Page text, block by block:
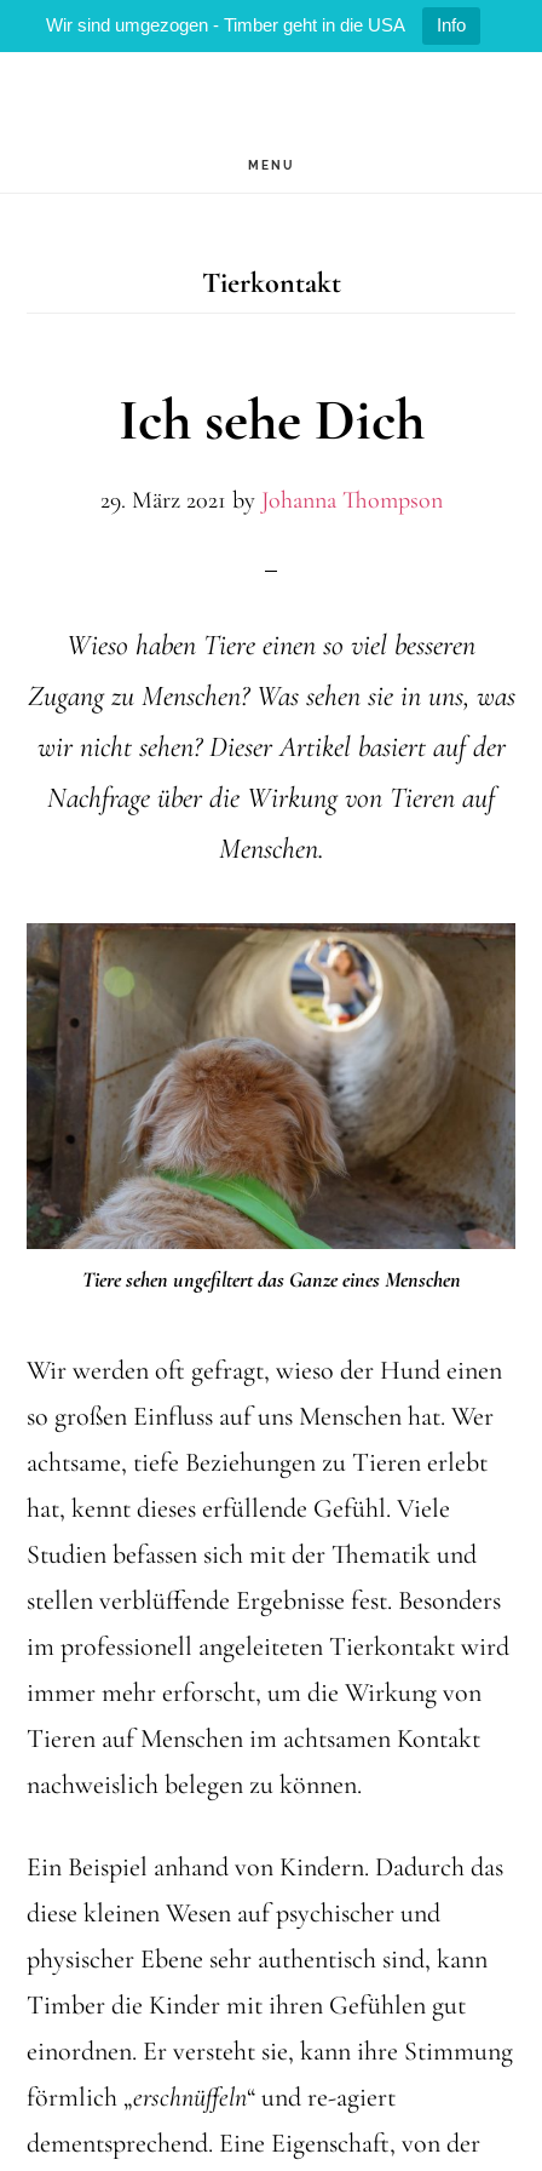
Wir sind umgezogen - Timber geht in die USA Info
MENU
Tierkontakt
Ich sehe Dich
29. März 2021 by Johanna Thompson
Wieso haben Tiere einen so viel besseren
Zugang zu Menschen? Was sehen sie in uns, was
wir nicht sehen? Dieser Artikel basiert auf der
Nachfrage über die Wirkung von Tieren auf
Menschen.
Tiere sehen ungefiltert das Ganze eines Menschen
Wir werden oft gefragt, wieso der Hund einen
so großen Einfluss auf uns Menschen hat. Wer
achtsame, tiefe Beziehungen zu Tieren erlebt
hat, kennt dieses erfüllende Gefühl. Viele
Studien befassen sich mit der Thematik und
stellen verblüffende Ergebnisse fest. Besonders
im professionell angeleiteten Tierkontakt wird
immer mehr erforscht, um die Wirkung von
Tieren auf Menschen im achtsamen Kontakt
nachweislich belegen zu können.
Ein Beispiel anhand von Kindern. Dadurch das
diese kleinen Wesen auf psychischer und
physischer Ebene sehr authentisch sind, kann
Timber die Kinder mit ihren Gefühlen gut
einordnen. Er versteht sie, kann ihre Stimmung
förmlich „erschnüffeln“ und re-agiert
dementsprechend. Eine Eigenschaft, von der